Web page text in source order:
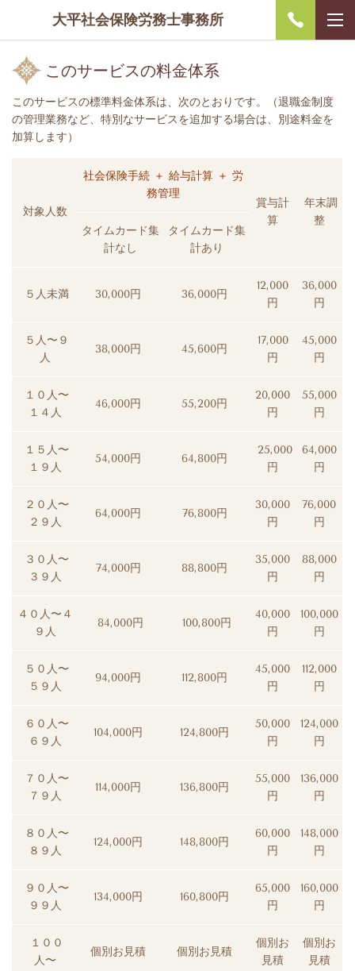
大平社会保険労務士事務所
このサービスの料金体系
このサービスの標準料金体系は、次のとおりです。（退職金制度
の管理業務など、特別なサービスを追加する場合は、別途料金を
加算します）
対象人数
社会保険手続 ＋ 給与計算 ＋ 労
務管理
賞与計
算
年末調
整
タイムカード集
計なし
タイムカード集
計あり
５人未満 30,000円 36,000円
12,000
円
36,000
円
５人〜９
人
38,000円 45,600円
17,000
円
45,000
円
１０人〜
１４人
46,000円 55,200円
20,000
円
55,000
円
１５人〜
１９人
54,000円 64,800円
25,000
円
64,000
円
２０人〜
２９人
64,000円 76,800円
30,000
円
76,000
円
３０人〜
３９人
74,000円 88,800円
35,000
円
88,000
円
４０人〜４
９人
84,000円 100,800円
40,000
円
100,000
円
５０人〜
５９人
94,000円 112,800円
45,000
円
112,000
円
６０人〜
６９人
104,000円 124,800円
50,000
円
124,000
円
７０人〜
７９人
114,000円 136,800円
55,000
円
136,000
円
８０人〜
８９人
124,000円 148,800円
60,000
円
148,000
円
９０人〜
９９人
134,000円 160,800円
65,000
円
160,000
円
１００
人〜
個別お見積 個別お見積
個別お
見積
個別お
見積